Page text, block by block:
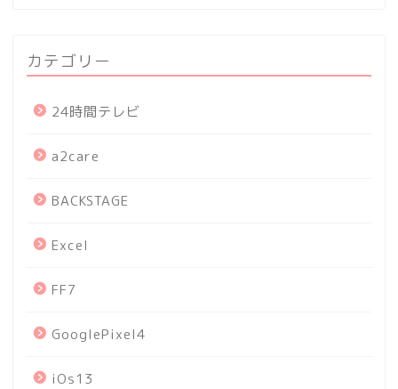
カテゴリー
24時間テレビ
a2care
BACKSTAGE
Excel
FF7
GooglePixel4
iOs13